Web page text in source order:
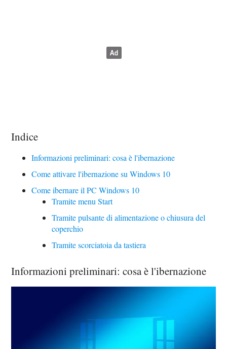
Indice
Informazioni preliminari: cosa è l'ibernazione
Come attivare l'ibernazione su Windows 10
Come ibernare il PC Windows 10
Tramite menu Start
Tramite pulsante di alimentazione o chiusura del
coperchio
Tramite scorciatoia da tastiera
Informazioni preliminari: cosa è l'ibernazione